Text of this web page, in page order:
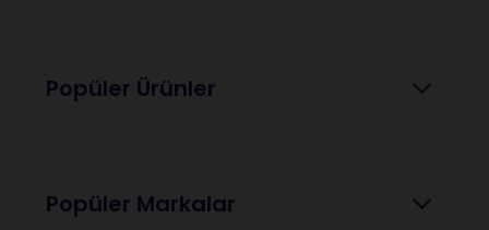
Popüler Ürünler
Popüler Markalar